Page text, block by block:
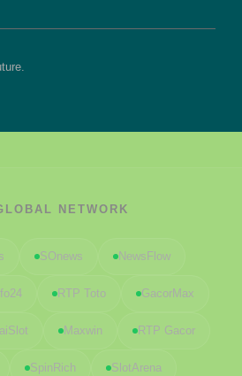
NETWORK
SOnews NewsFlow
RTP Toto GacorMax
Maxwin RTP Gacor
SpinRich SlotArena